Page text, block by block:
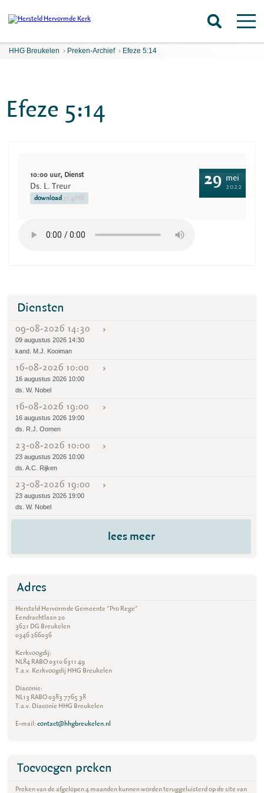
HHG Breukelen › Preken-Archief › Efeze 5:14
Efeze 5:14
10:00 uur, Dienst
Ds. L. Treur
download 21.9MB
29 mei
2022
Diensten
09-08-2026 14:30
09 augustus 2026 14:30
kand. M.J. Kooiman
16-08-2026 10:00
16 augustus 2026 10:00
ds. W. Nobel
16-08-2026 19:00
16 augustus 2026 19:00
ds. R.J. Oomen
23-08-2026 10:00
23 augustus 2026 10:00
ds. A.C. Rijken
23-08-2026 19:00
23 augustus 2026 19:00
ds. W. Nobel
lees meer
Adres
Hersteld Hervormde Gemeente "Pro Rege"
Eendrachtlaan 20
3621 DG Breukelen
0346 266036
Kerkvoogdij:
NL84 RABO 0310 6311 49
T.a.v. Kerkvoogdij HHG Breukelen
Diaconie:
NL13 RABO 0383 7765 38
T.a.v. Diaconie HHG Breukelen
E-mail:contact@hhgbreukelen.nl
Toevoegen preken
Preken van de afgelopen 4 maanden kunnen worden teruggeluisterd op de site van